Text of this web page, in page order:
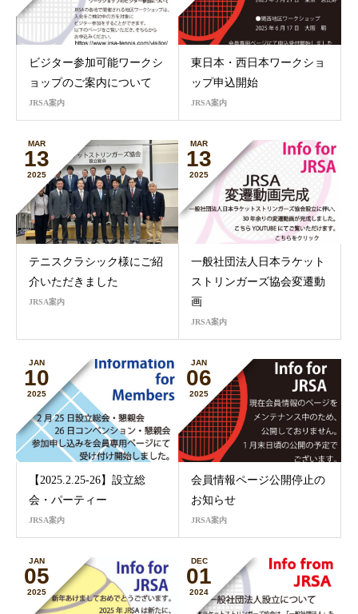
ビジター参加可能ワークシ
ョップのご案内について
JRSA案内
東日本・西日本ワークショ
ップ申込開始
JRSA案内
MAR
13
2025
テニスクラシック様にご紹
介いただきました
JRSA案内
MAR
13
2025
一般社団法人日本ラケット
ストリンガーズ協会変遷動
画
JRSA案内
JAN
10
2025
【2025.2.25-26】設立総
会・パーティー
JRSA案内
JAN
06
2025
会員情報ページ公開停止の
お知らせ
JRSA案内
JAN
05
2025
DEC
01
2024